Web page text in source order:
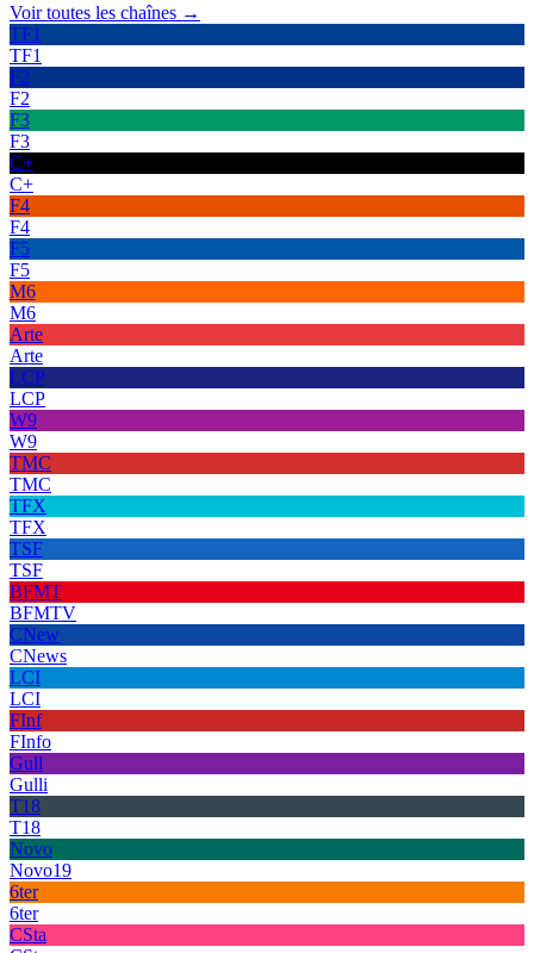
Voir toutes les chaînes →
TF1
TF1
F2
F2
F3
F3
C+
C+
F4
F4
F5
F5
M6
M6
Arte
Arte
LCP
LCP
W9
W9
TMC
TMC
TFX
TFX
TSF
TSF
BFMT
BFMTV
CNew
CNews
LCI
LCI
FInf
FInfo
Gull
Gulli
T18
T18
Novo
Novo19
6ter
6ter
CSta